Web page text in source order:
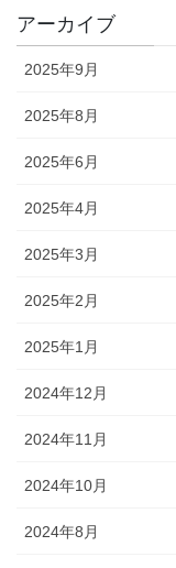
アーカイブ
2025年9月
2025年8月
2025年6月
2025年4月
2025年3月
2025年2月
2025年1月
2024年12月
2024年11月
2024年10月
2024年8月